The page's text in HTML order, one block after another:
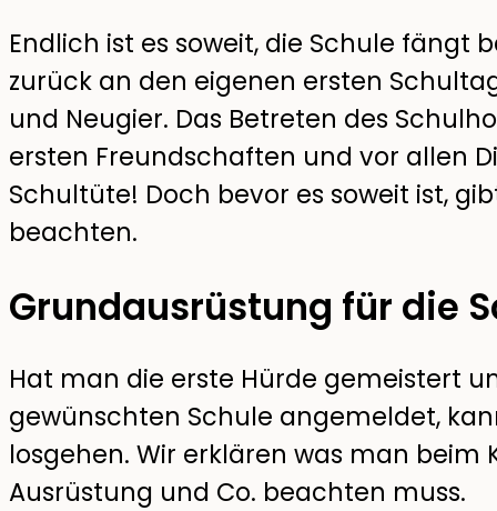
Endlich ist es soweit, die Schule fängt
zurück an den eigenen ersten
und Neugier. Das Betreten des
ersten Freundschaften und vor allen
Schultüte! Doch bevor es soweit ist,
beachten.
Grundausrüstung für die
Hat man die erste Hürde gemeistert
gewünschten Schule angemeldet,
losgehen. Wir erklären was man beim
Ausrüstung und Co. beachten muss.